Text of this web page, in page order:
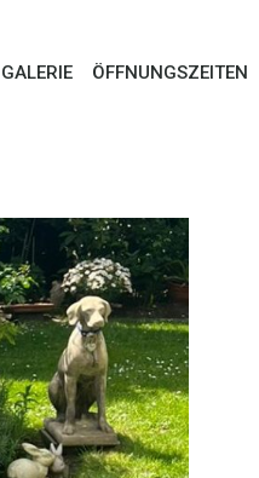
GALERIE ÖFFNUNGSZEITEN